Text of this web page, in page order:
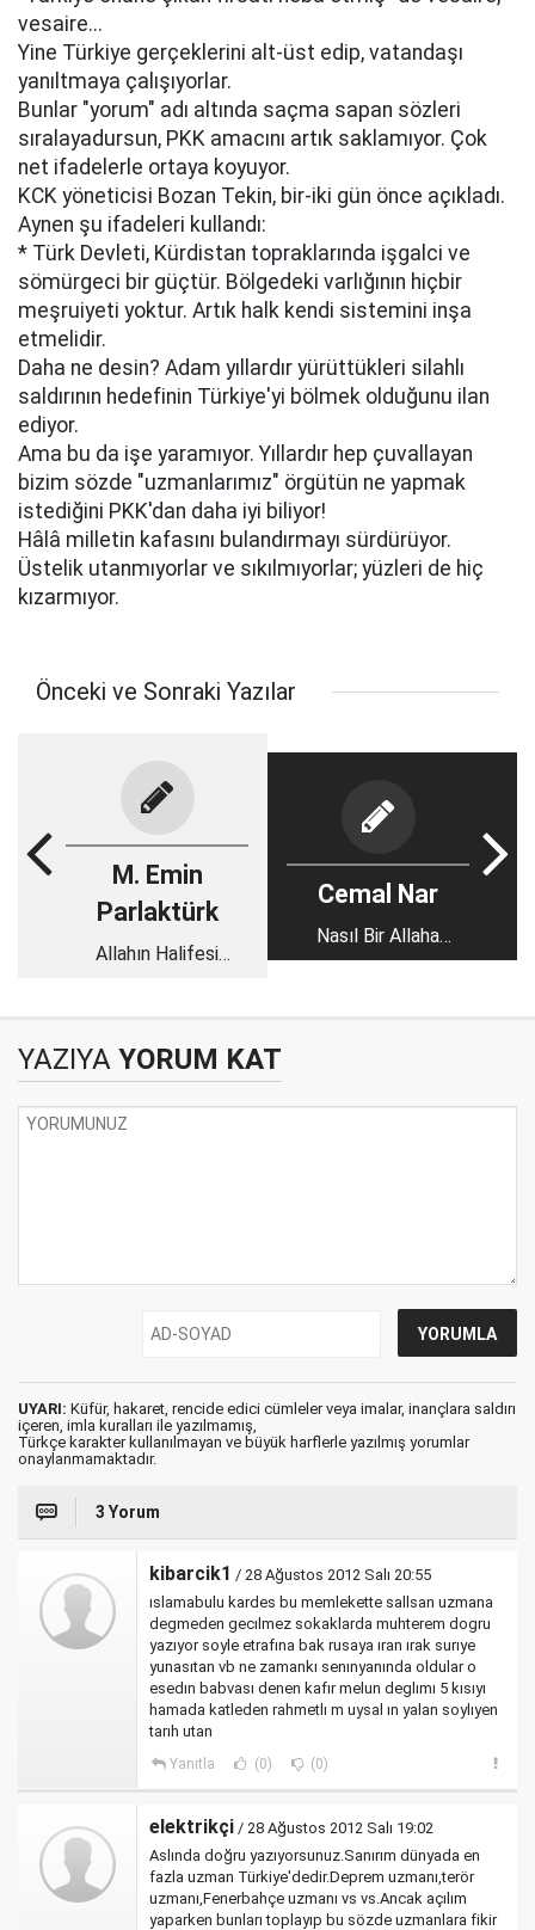
vesaire...
Yine Türkiye gerçeklerini alt-üst edip, vatandaşı
yanıltmaya çalışıyorlar.
Bunlar "yorum" adı altında saçma sapan sözleri
sıralayadursun, PKK amacını artık saklamıyor. Çok
net ifadelerle ortaya koyuyor.
KCK yöneticisi Bozan Tekin, bir-iki gün önce açıkladı.
Aynen şu ifadeleri kullandı:
* Türk Devleti, Kürdistan topraklarında işgalci ve
sömürgeci bir güçtür. Bölgedeki varlığının hiçbir
meşruiyeti yoktur. Artık halk kendi sistemini inşa
etmelidir.
Daha ne desin? Adam yıllardır yürüttükleri silahlı
saldırının hedefinin Türkiye'yi bölmek olduğunu ilan
ediyor.
Ama bu da işe yaramıyor. Yıllardır hep çuvallayan
bizim sözde "uzmanlarımız" örgütün ne yapmak
istediğini PKK'dan daha iyi biliyor!
Hâlâ milletin kafasını bulandırmayı sürdürüyor.
Üstelik utanmıyorlar ve sıkılmıyorlar; yüzleri de hiç
kızarmıyor.
Önceki ve Sonraki Yazılar
M. Emin
Parlaktürk
Allahın Halifesi
Cemal Nar
Nasıl Bir Allaha
İnanıyorsunuz?
YAZIYA YORUM KAT
UYARI: Küfür, hakaret, rencide edici cümleler veya imalar, inançlara saldırı
içeren, imla kuralları ile yazılmamış,
Türkçe karakter kullanılmayan ve büyük harflerle yazılmış yorumlar
onaylanmamaktadır.
3 Yorum
kibarcik1 / 28 Ağustos 2012 Salı 20:55
ıslamabulu kardes bu memlekette sallsan uzmana
degmeden gecılmez sokaklarda muhterem dogru
yazıyor soyle etrafına bak rusaya ıran ırak surıye
yunasıtan vb ne zamankı senınyanında oldular o
esedın babvası denen kafır melun deglımı 5 kısıyı
hamada katleden rahmetlı m uysal ın yalan soylıyen
tarıh utan
Yanıtla (0) (0)
elektrikçi / 28 Ağustos 2012 Salı 19:02
Aslında doğru yazıyorsunuz.Sanırım dünyada en
fazla uzman Türkiye'dedir.Deprem uzmanı,terör
uzmanı,Fenerbahçe uzmanı vs vs.Ancak açılım
yaparken bunları toplayıp bu sözde uzmanlara fikir